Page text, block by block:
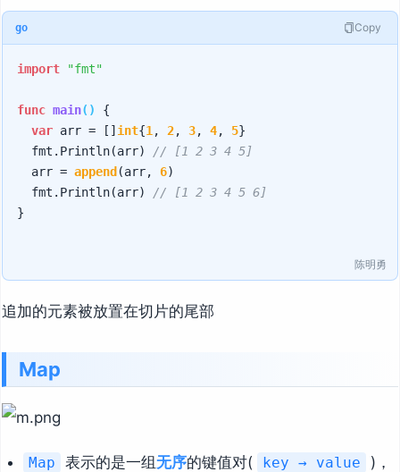
go Copy
import "fmt"
func main()
{
var arr = [] int{1 , 2, 3, 4, 5}
	fmt.Println(arr)
// [1 2 3 4 5]
	arr =
append (arr, 6)
	fmt.Println(arr)
// [1 2 3 4 5 6]
}
陈明勇
追加的元素被放置在切片的尾部
Map
Map 表示的是一组无序的键值对( key → value
)，